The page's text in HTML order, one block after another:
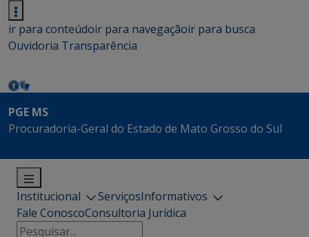
ir para conteúdoir para navegaçãoir para busca
Ouvidoria Transparência
PGE MS
Procuradoria-Geral do Estado de Mato Grosso do Sul
Institucional ServiçosInformativos
Fale ConoscoConsultoria Jurídica
Pesquisar